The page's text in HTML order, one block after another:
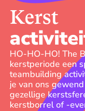
Kerst
HO-HO-HO! The
kerstperiode een
teambuilding
je van ons
gezellige
kerstborrel of -